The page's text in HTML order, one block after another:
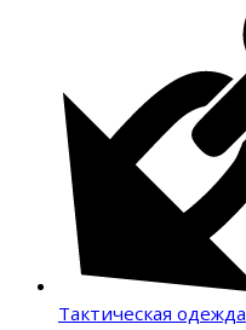
Тактическая одежда